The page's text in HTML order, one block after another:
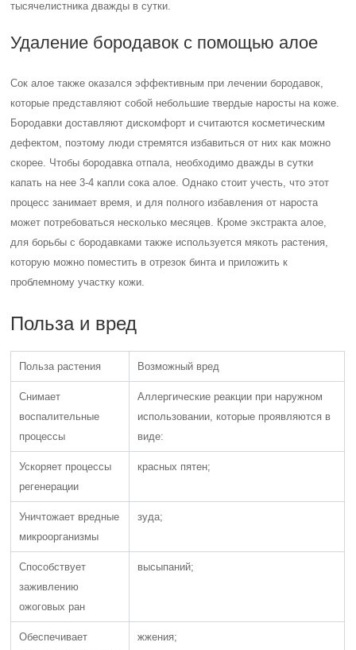
тысячелистника дважды в сутки.
Удаление бородавок с помощью алое
Сок алое также оказался эффективным при лечении бородавок,
которые представляют собой небольшие твердые наросты на коже.
Бородавки доставляют дискомфорт и считаются косметическим
дефектом, поэтому люди стремятся избавиться от них как можно
скорее. Чтобы бородавка отпала, необходимо дважды в сутки
капать на нее 3-4 капли сока алое. Однако стоит учесть, что этот
процесс занимает время, и для полного избавления от нароста
может потребоваться несколько месяцев. Кроме экстракта алое,
для борьбы с бородавками также используется мякоть растения,
которую можно поместить в отрезок бинта и приложить к
проблемному участку кожи.
Польза и вред
Польза растения Возможный вред
Снимает
воспалительные
процессы
Аллергические реакции при наружном
использовании, которые проявляются в
виде:
Ускоряет процессы
регенерации
красных пятен;
Уничтожает вредные
микроорганизмы
зуда;
Способствует
заживлению
ожоговых ран
высыпаний;
Обеспечивает
жжения;